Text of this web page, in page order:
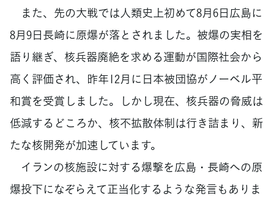
また、先の大戦では人類史上初めて8月6日広島に
8月9日長崎に原爆が落とされました。被爆の実相を
語り継ぎ、核兵器廃絶を求める運動が国際社会から
高く評価され、昨年12月に日本被団協がノーベル平
和賞を受賞しました。しかし現在、核兵器の脅威は
低減するどころか、核不拡散体制は行き詰まり、新
たな核開発が加速しています。
イランの核施設に対する爆撃を広島・長崎への原
爆投下になぞらえて正当化するような発言もありま